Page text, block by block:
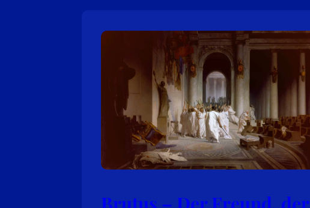
Brutus – Der Freund, der